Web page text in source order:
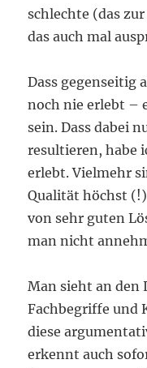
schlechte (das
das auch mal
Dass gegenseitig
noch nie erlebt –
sein. Dass dabei
resultieren, habe
erlebt. Vielmehr
Qualität höchst
von sehr guten
man nicht
Man sieht an den
Fachbegriffe und
diese
erkennt auch